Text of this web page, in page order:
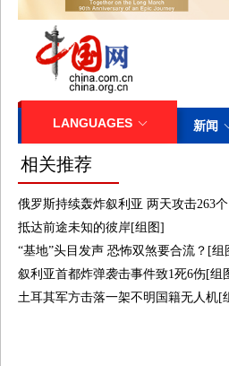
相关推荐
俄罗斯持续轰炸叙利亚 两天攻击263
抵达前途未知的彼岸[组图]
“基地”头目发声 恐怖双煞要合流？[组
叙利亚首都炸弹袭击事件致1死6伤[组
土耳其军方击落一架不明国籍无人机[